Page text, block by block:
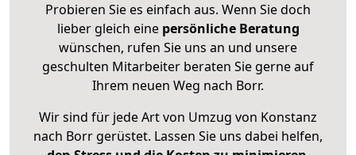
Probieren Sie es einfach aus. Wenn Sie doch
lieber gleich eine persönliche Beratung
wünschen, rufen Sie uns an und unsere
geschulten Mitarbeiter beraten Sie gerne auf
Ihrem neuen Weg nach Borr.
Wir sind für jede Art von Umzug von Konstanz
nach Borr gerüstet. Lassen Sie uns dabei helfen,